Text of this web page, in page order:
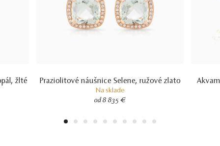
žlté Praziolitové náušnice Selene, ružové zlato
Na sklade
od 8 835 €
1 2 3 4 5 6 7 8 9 10